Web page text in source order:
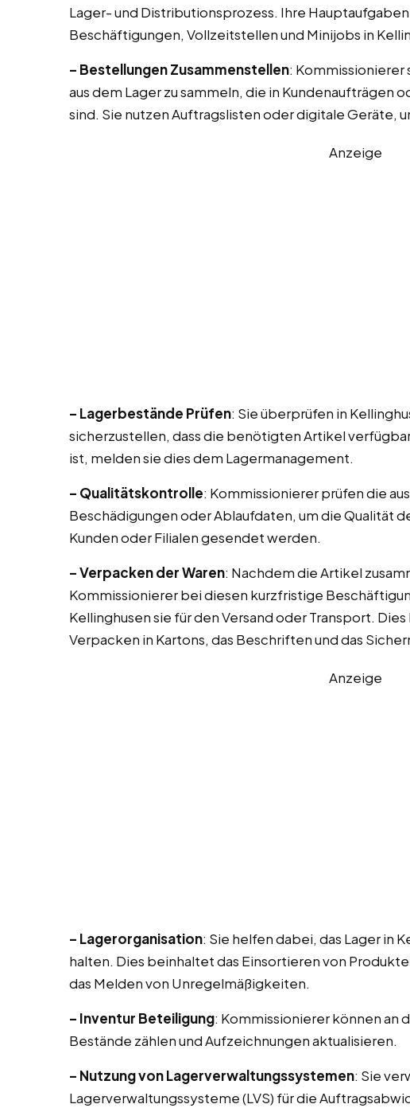
Lager- und Distributionsprozess. Ihre
Beschäftigungen, Vollzeitstellen und Minijobs in
– Bestellungen Zusammenstellen:
aus dem Lager zu sammeln, die in Kundenaufträgen
sind. Sie nutzen Auftragslisten oder digitale Geräte,
Anzeige
– Lagerbestände Prüfen: Sie überprüfen in
sicherzustellen, dass die benötigten Artikel
ist, melden sie dies dem Lagermanagement.
– Qualitätskontrolle: Kommissionierer prüfen die
Beschädigungen oder Ablaufdaten, um die Qualität
Kunden oder Filialen gesendet werden.
– Verpacken der Waren: Nachdem die Artikel
Kommissionierer bei diesen kurzfristige
Kellinghusen sie für den Versand oder Transport.
Verpacken in Kartons, das Beschriften und das
Anzeige
– Lagerorganisation: Sie helfen dabei, das Lager in
halten. Dies beinhaltet das Einsortieren von
das Melden von Unregelmäßigkeiten.
– Inventur Beteiligung: Kommissionierer können an
Bestände zählen und Aufzeichnungen aktualisieren.
– Nutzung von Lagerverwaltungssystemen: Sie
Lagerverwaltungssysteme (LVS) für die